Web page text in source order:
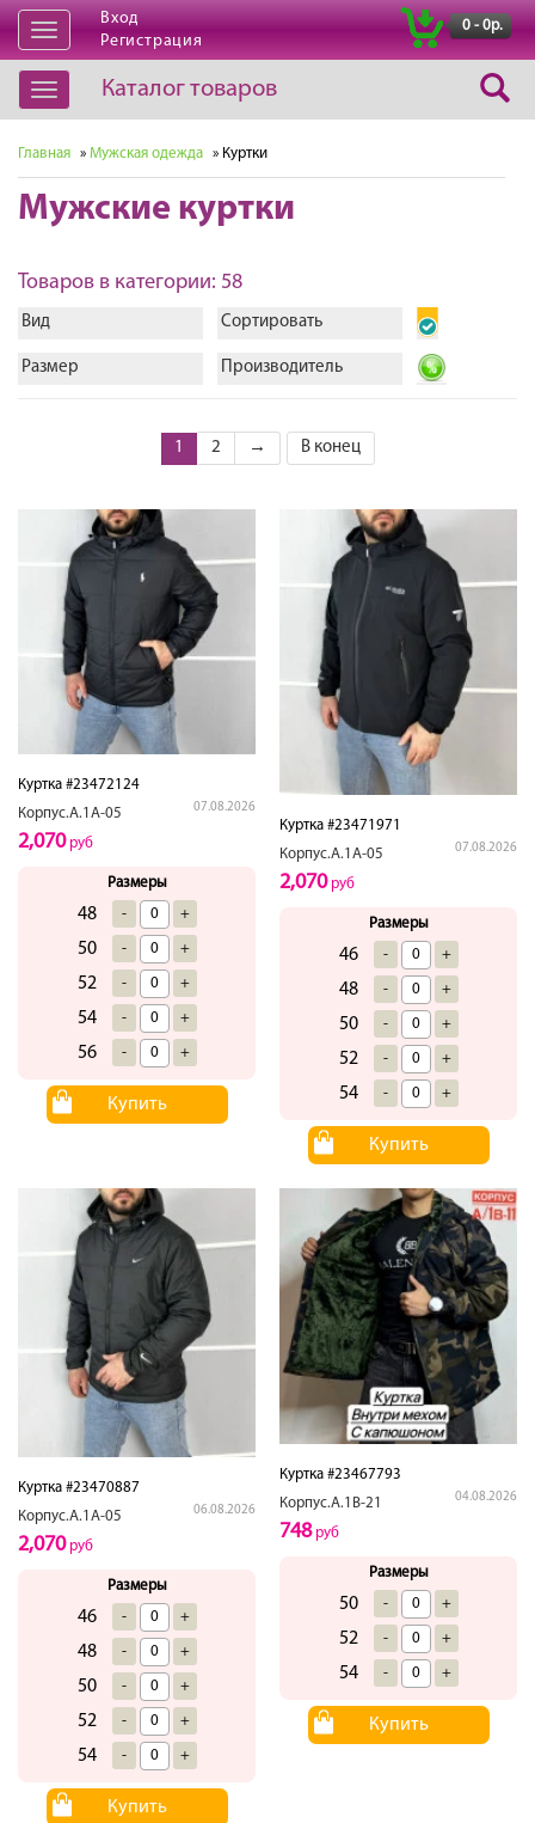
Открыть
навигацию
Вход
Регистрация
0 - 0р.
Открыть
навигацию
Каталог товаров
Главная » Мужская одежда » Куртки
Мужские куртки
Товаров в категории: 58
Вид Сортировать
Размер Производитель
1 2 → В конец
Куртка #23472124
Корпус.А.1А-05
07.08.2026
2,070руб
Размеры
48 - +
50 - +
52 - +
54 - +
56 - +
Купить
Куртка #23471971
Корпус.А.1А-05
07.08.2026
2,070руб
Размеры
46 - +
48 - +
50 - +
52 - +
54 - +
Купить
Куртка #23470887
Корпус.А.1А-05
06.08.2026
2,070руб
Размеры
46 - +
48 - +
50 - +
52 - +
54 - +
Купить
Куртка #23467793
Корпус.А.1В-21
04.08.2026
748руб
Размеры
50 - +
52 - +
54 - +
Купить